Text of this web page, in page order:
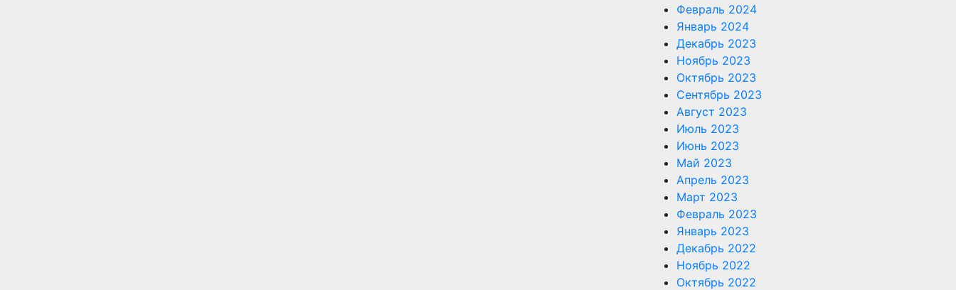
Февраль 2024
Январь 2024
Декабрь 2023
Ноябрь 2023
Октябрь 2023
Сентябрь 2023
Август 2023
Июль 2023
Июнь 2023
Май 2023
Апрель 2023
Март 2023
Февраль 2023
Январь 2023
Декабрь 2022
Ноябрь 2022
Октябрь 2022